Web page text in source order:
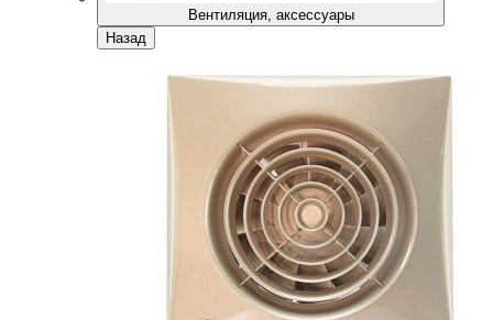
Вентиляция, аксессуары
Назад